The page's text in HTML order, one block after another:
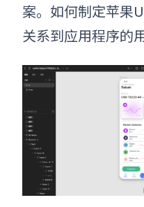
案。如何制定苹果
关系到应用程序的